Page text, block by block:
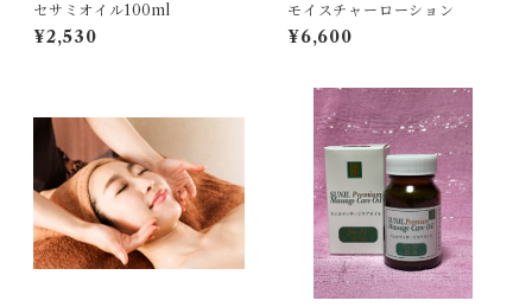
セサミオイル100ml
¥2,530
モイスチャーローション
¥6,600